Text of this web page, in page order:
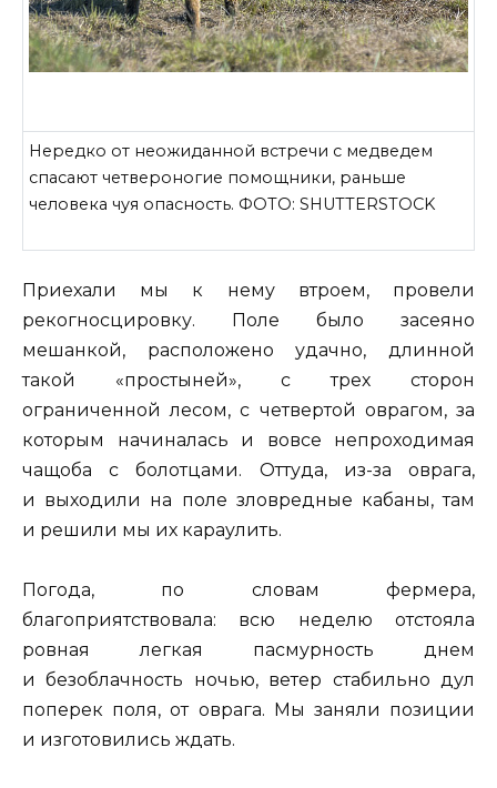
Нередко от неожиданной встречи с медведем
спасают четвероногие помощники, раньше
человека чуя опасность. ФОТО: SHUTTERSTOCK
Приехали мы к нему втроем, провели
рекогносцировку. Поле было засеяно
мешанкой, расположено удачно, длинной
такой «простыней», с трех сторон
ограниченной лесом, с четвертой оврагом, за
которым начиналась и вовсе непроходимая
чащоба с болотцами. Оттуда, из-за оврага,
и выходили на поле зловредные кабаны, там
и решили мы их караулить.
Погода, по словам фермера,
благоприятствовала: всю неделю отстояла
ровная легкая пасмурность днем
и безоблачность ночью, ветер стабильно дул
поперек поля, от оврага. Мы заняли позиции
и изготовились ждать.